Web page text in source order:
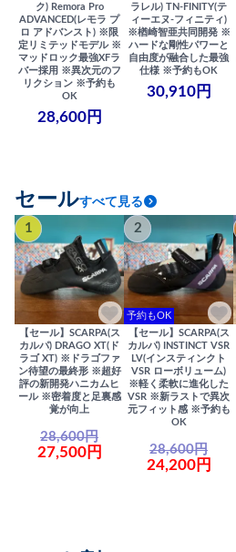
ク) Remora Pro
ADVANCED(レモラ プ
ロ アドバンスト) ※限
定リミテッドモデル ※
マッドロック最強XFラ
バー採用 ※異次元のフ
リクション ※予約も
OK
28,600円
ラレル) TN-FINITY(テ
ィーエヌ-フィニティ)
※楢崎智亜共同開発 ※
ハードな剛性パワーと
自由度が融合した最強
仕様 ※予約もOK
30,910円
セールすべて見る
1
【セール】SCARPA(ス
カルパ) DRAGO XT(ド
ラゴ XT) ※ドラゴファ
ン待望の最終形 ※超好
評の新開発ハニカムヒ
ール ※密着度と足裏感
覚が向上
28,600円
27,500円
2
予約もOK
【セール】SCARPA(ス
カルパ) INSTINCT VSR
LV(インスティンクト
VSR ローボリューム)
※軽く柔軟に進化した
VSR ※新ラストで異次
元フィット感 ※予約も
OK
28,600円
24,200円